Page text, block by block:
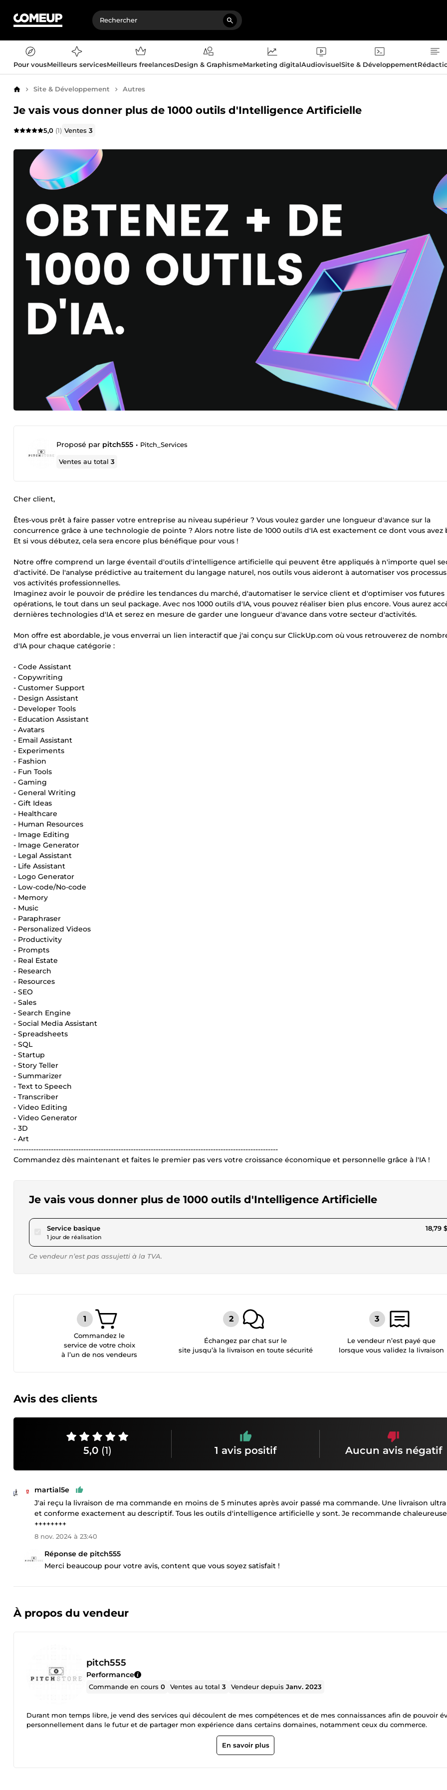
Pour vousMeilleurs servicesMeilleurs freelancesDesign & GraphismeMarketing digitalAudiovisuelSite & Développement
AccueilSite & Développement Autres
Je vais vous donner plus de 1000 outils d'Intelligence Artificielle
5,0 (1) Ventes3
Proposé par pitch555 • Pitch_Services
Ventes au total3
Cher client,
Êtes-vous prêt à faire passer votre entreprise au niveau supérieur ? Vous voulez garder une longueur d'avance sur la
concurrence grâce à une technologie de pointe ? Alors notre liste de 1000 outils d'IA est exactement ce dont vous avez
Et si vous débutez, cela sera encore plus bénéfique pour vous !
Notre offre comprend un large éventail d'outils d'intelligence artificielle qui peuvent être appliqués à n'importe quel
d'activité. De l'analyse prédictive au traitement du langage naturel, nos outils vous aideront à automatiser vos
vos activités professionnelles.
Imaginez avoir le pouvoir de prédire les tendances du marché, d'automatiser le service client et d'optimiser vos futures
opérations, le tout dans un seul package. Avec nos 1000 outils d'IA, vous pouvez réaliser bien plus encore. Vous aurez
dernières technologies d'IA et serez en mesure de garder une longueur d'avance dans votre secteur d'activités.
Mon offre est abordable, je vous enverrai un lien interactif que j'ai conçu sur ClickUp.com où vous retrouverez de
d'IA pour chaque catégorie :
- Code Assistant
- Copywriting
- Customer Support
- Design Assistant
- Developer Tools
- Education Assistant
- Avatars
- Email Assistant
- Experiments
- Fashion
- Fun Tools
- Gaming
- General Writing
- Gift Ideas
- Healthcare
- Human Resources
- Image Editing
- Image Generator
- Legal Assistant
- Life Assistant
- Logo Generator
- Low-code/No-code
- Memory
- Music
- Paraphraser
- Personalized Videos
- Productivity
- Prompts
- Real Estate
- Research
- Resources
- SEO
- Sales
- Search Engine
- Social Media Assistant
- Spreadsheets
- SQL
- Startup
- Story Teller
- Summarizer
- Text to Speech
- Transcriber
- Video Editing
- Video Generator
- 3D
- Art
----------------------------------------------------------------------------------------------------------
Commandez dès maintenant et faites le premier pas vers votre croissance économique et personnelle grâce à l'IA !
Je vais vous donner plus de 1000 outils d'Intelligence Artificielle
Service basiquepour 17,32 $US
1 jour de réalisation
18,79
Ce vendeur n’est pas assujetti à la TVA.
Commandez le
service de votre choix
à l’un de nos vendeurs
Échangez par chat sur le
site jusqu’à la livraison en toute sécurité
Le vendeur n’est payé que
lorsque vous validez la livraison
Avis des clients
5,0 (1) 1 avis positif Aucun avis négatif
martial5e
J'ai reçu la livraison de ma commande en moins de 5 minutes après avoir passé ma commande. Une livraison
et conforme exactement au descriptif. Tous les outils d'intelligence artificielle y sont. Je recommande
++++++++
8 nov. 2024 à 23:40
Réponse de pitch555
Merci beaucoup pour votre avis, content que vous soyez satisfait !
À propos du vendeur
pitch555
Performance
Commande en cours0 Ventes au total3 Vendeur depuisJanv. 2023
Durant mon temps libre, je vend des services qui découlent de mes compétences et de mes connaissances afin de pouvoir
personnellement dans le futur et de partager mon expérience dans certains domaines, notamment ceux du commerce.
En savoir plus